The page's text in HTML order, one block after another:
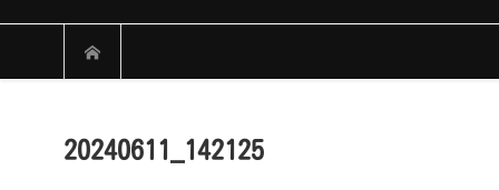
20240611_142125